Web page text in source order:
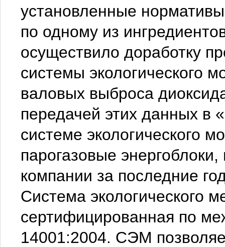
установленные
по одному из
осуществило доработку
системы экологического
валовых выброса
передачей этих данных в
системе экологического
парогазовые
компании за последние
Система экологического
сертифицированная по
14001:2004. СЭМ